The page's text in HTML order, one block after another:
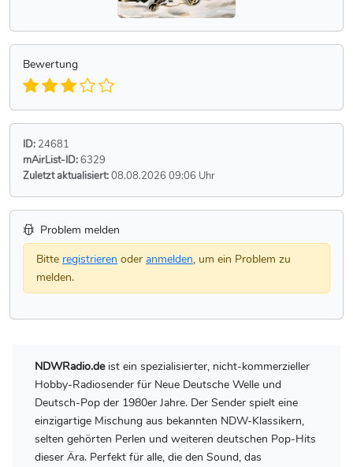
Bewertung
ID: 24681
mAirList-ID:6329
Zuletzt aktualisiert:08.08.2026 09:06 Uhr
Problem melden
Bitte registrieren oder anmelden, um ein Problem zu
melden.
NDWRadio.deist ein spezialisierter, nicht-kommerzieller
Hobby-Radiosender für Neue Deutsche Welle und
Deutsch-Pop der 1980er Jahre. Der Sender spielt eine
einzigartige Mischung aus bekannten NDW-Klassikern,
selten gehörten Perlen und weiteren deutschen Pop-Hits
dieser Ära. Perfekt für alle, die den Sound, das